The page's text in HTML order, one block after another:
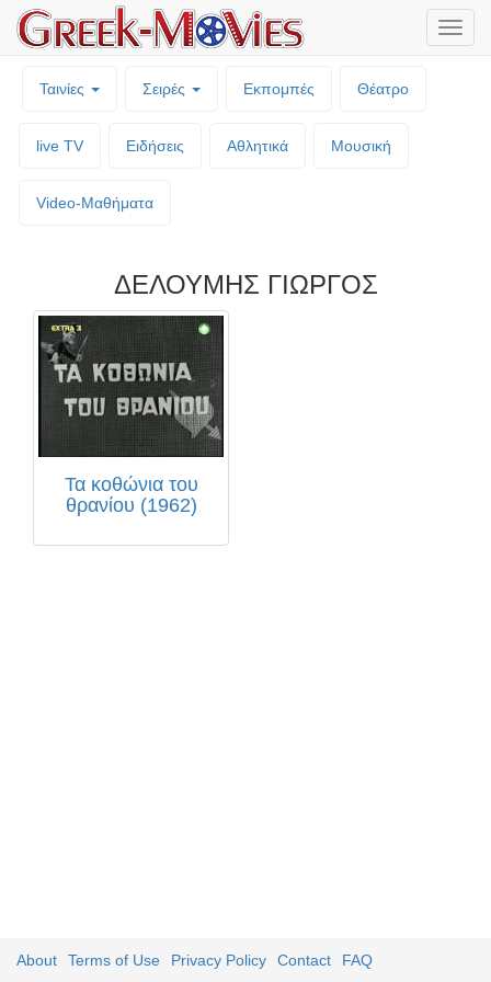
Ταινίες Σειρές Εκπομπές Θέατρο
live TV Ειδήσεις Αθλητικά Μουσική
Video-Mαθήματα
ΔΕΛΟΥΜΗΣ ΓΙΩΡΓΟΣ
Τα κοθώνια του
θρανίου (1962)
About Terms of Use Privacy Policy Contact FAQ